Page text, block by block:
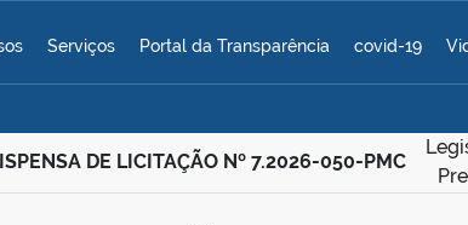
Serviços Portal da Transparência covid-19
DE LICITAÇÃO Nº 7.2026-050-PMC